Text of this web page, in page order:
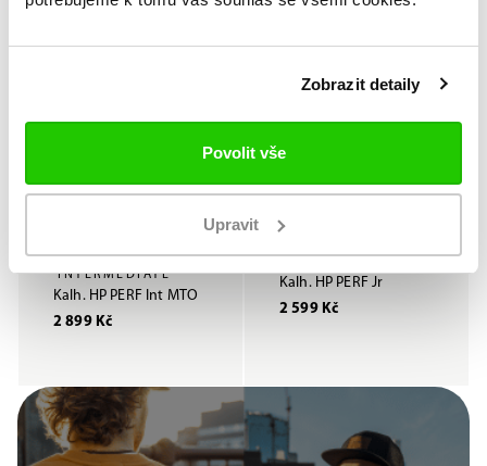
Zobrazit detaily
Povolit vše
Upravit
INTERMEDIATE
Kalh. HP PERF Int MTO
2 899 Kč
JUNIOR
Kalh. HP PERF Jr
2 599 Kč